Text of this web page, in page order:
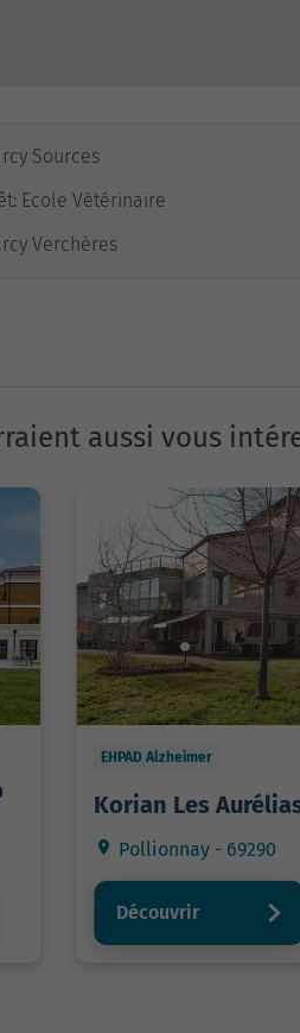
Sources
Ecole Vétérinaire
Verchères
aussi vous
EHPAD Alzheimer
Korian Les
Pollionnay - 69290
Découvrir